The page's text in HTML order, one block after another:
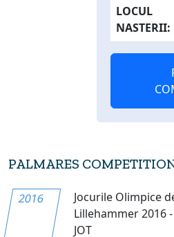
LOCUL
NASTERII:
PALMARES
2016
Jocurile Olimpice
Lillehammer 2016
JOT